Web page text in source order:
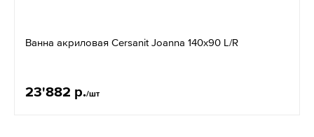
Ванна акриловая Cersanit Joanna 140x90 L/R
23'882 р./шт